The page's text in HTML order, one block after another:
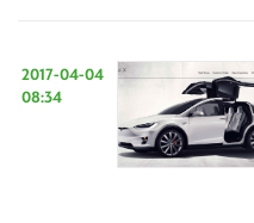
2017-04-04
08:34